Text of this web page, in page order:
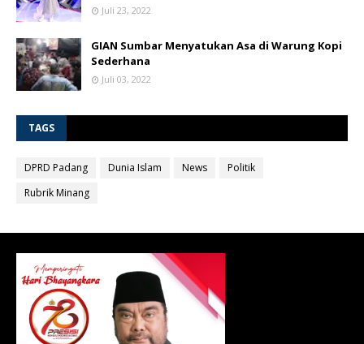
Juli 23, 2022
GIAN Sumbar Menyatukan Asa di Warung Kopi
Sederhana
Juli 03, 2022
TAGS
DPRD Padang Dunia Islam News
Politik
Rubrik Minang